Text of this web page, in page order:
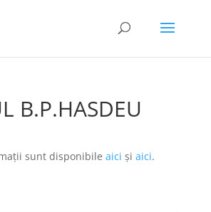
B.P.HASDEU
sunt disponibile aici și aici.